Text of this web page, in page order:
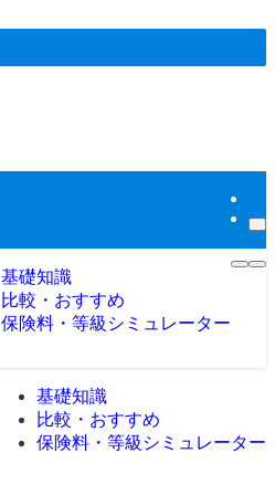
基礎知識
比較・おすすめ
保険料・等級シミュレーター
基礎知識
比較・おすすめ
保険料・等級シミュレーター